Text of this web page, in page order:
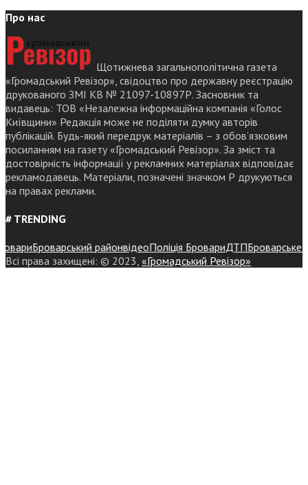
Про нас
Щотижнева загальнополітична газета
«Громадський Ревізор», свідоцтво про державну реєстрацію
друкованого ЗМІ КВ № 21097-10897Р. Засновник та
видавець: ТОВ «Незалежна інформаційна компанія «Голос
Київщини» Редакція може не поділяти думку авторів
публікацій. Будь-який передрук матеріалів – з обов’язковим
посиланням на газету «Громадський Ревізор». За зміст та
достовірність інформації у рекламних матеріалах відповідає
рекламодавець. Матеріали, позначені значком Р друкуються
на правах реклами.
# TRENDING
Броварський районвідеоПоліція БровариДТПБроварське
Всі права захищені: © 2023, «Громадський Ревізор»